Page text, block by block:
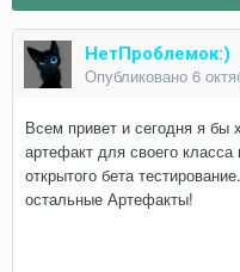
НетПроблемок:)
Опубликовано 6
Всем привет и сегодня я бы
артефакт для своего
открытого бета
остальные Артефакты!